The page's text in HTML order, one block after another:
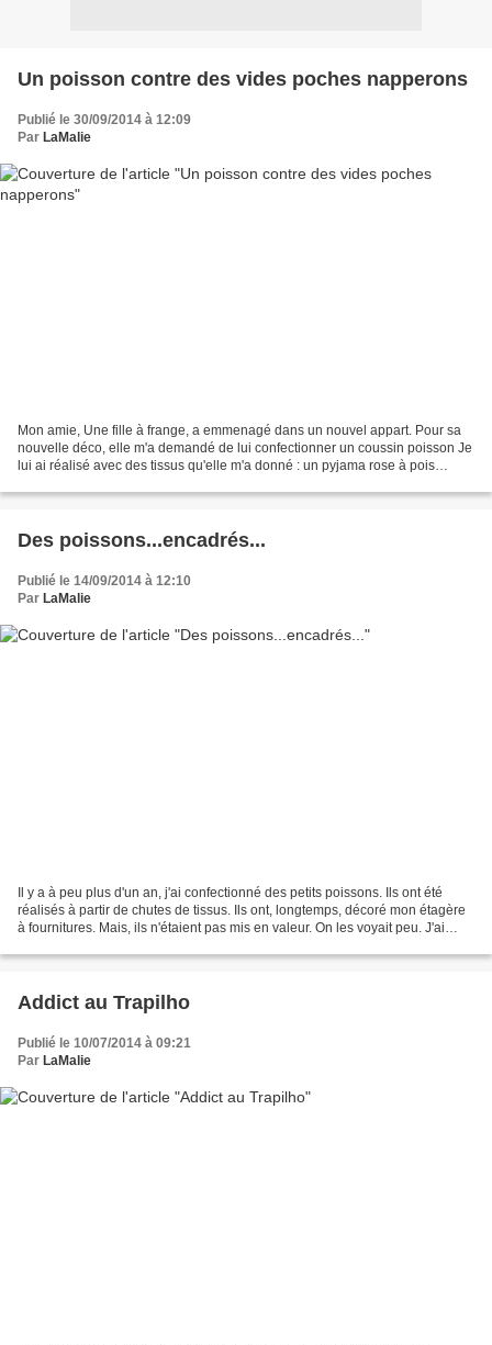
Un poisson contre des vides poches napperons
Publié le 30/09/2014 à 12:09
Par LaMalie
Mon amie, Une fille à frange, a emmenagé dans un nouvel appart. Pour sa
nouvelle déco, elle m'a demandé de lui confectionner un coussin poisson Je
lui ai réalisé avec des tissus qu'elle m'a donné : un pyjama rose à pois
Des poissons...encadrés...
Publié le 14/09/2014 à 12:10
Par LaMalie
Il y a à peu plus d'un an, j'ai confectionné des petits poissons. Ils ont été
réalisés à partir de chutes de tissus. Ils ont, longtemps, décoré mon étagère
à fournitures. Mais, ils n'étaient pas mis en valeur. On les voyait peu. J'ai
Addict au Trapilho
Publié le 10/07/2014 à 09:21
Par LaMalie